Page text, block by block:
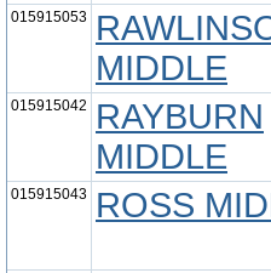
015915053
MIDDLE
015915042
RAYBURN
MIDDLE
015915043 ROSS